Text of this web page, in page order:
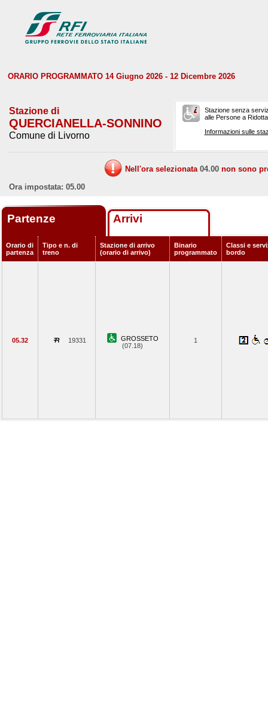
ORARIO PROGRAMMATO 14 Giugno 2026 - 12 Dicembre 2026
Stazione di
QUERCIANELLA-SONNINO
Comune di Livorno
Stazione senza
alle Persone a
Informazioni sulle
Nell'ora selezionata 04.00 non sono
Ora impostata: 05.00
Partenze Arrivi
Orario di
partenza
Tipo e n. di
treno
Stazione di arrivo
(orario di arrivo)
Binario
programmato
Classi e
bordo
05.32 19331
GROSSETO
(07.18)
1